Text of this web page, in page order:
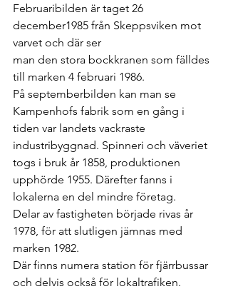
Februaribilden är taget 26
december1985 från Skeppsviken mot
varvet och där ser
man den stora bockkranen som fälldes
till marken 4 februari 1986.
På septemberbilden kan man se
Kampenhofs fabrik som en gång i
tiden var landets vackraste
industribyggnad. Spinneri och väveriet
togs i bruk år 1858, produktionen
upphörde 1955. Därefter fanns i
lokalerna en del mindre företag.
Delar av fastigheten började rivas år
1978, för att slutligen jämnas med
marken 1982.
Där finns numera station för fjärrbussar
och delvis också för lokaltrafiken.